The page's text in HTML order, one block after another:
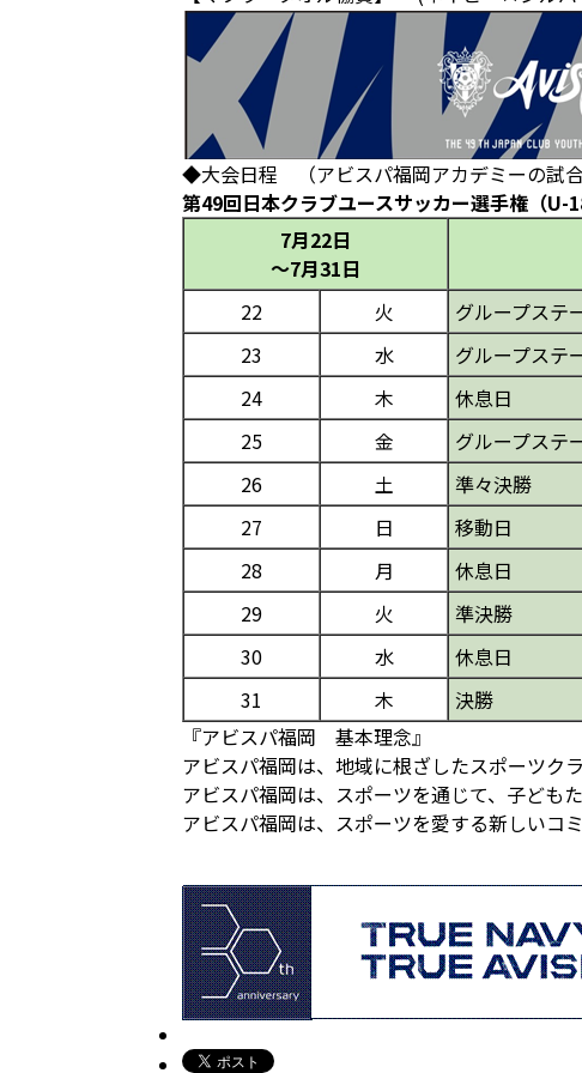
◆大会日程 （アビスパ福岡アカデミーの試合
第49回日本クラブユースサッカー選手権（U-
7月22日
～7月31日
22
火
グループステ
23
水
グループステ
24
木
休息日
25
金
グループステ
26
土
準々決勝
27
日
移動日
28
月
休息日
29
火
準決勝
30
水
休息日
31
木
決勝
『アビスパ福岡 基本理念』
アビスパ福岡は、地域に根ざしたスポーツク
アビスパ福岡は、スポーツを通じて、子ども
アビスパ福岡は、スポーツを愛する新しいコ